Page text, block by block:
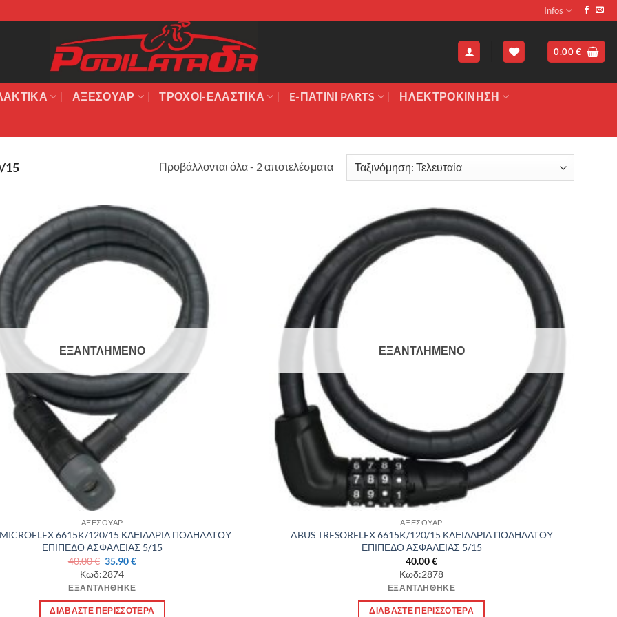
Infos
0.00€
ΑΞΕΣΟΥΆΡ ΤΡΟΧΟΙ-ΕΛΑΣΤΙΚΑ E-ΠΑΤΙΝΙ PARTS ΗΛΕΚΤΡΟΚΙΝΗΣΗ
15 Προβάλλονται όλα - 2 αποτελέσματαSorted
ΕΞΑΝΤΛΗΜΈΝΟ
ΑΞΕΣΟΥΑΡ
MICROFLEX 6615K/120/15 ΚΛΕΙΔΑΡΙΑ ΠΟΔΗΛΑΤΟΥ
ΕΠΙΠΕΔΟ ΑΣΦΑΛΕΙΑΣ 5/15
40.00€ Original
price
was:
40.00 €.
35.90€Η
35.90 €.
Κωδ:2874
ΕΞΑΝΤΛΉΘΗΚΕ
ΔΙΑΒΆΣΤΕ ΠΕΡΙΣΣΌΤΕΡΑ
Πρόσθήκη
στην λίστα
επιθυμιών
ΕΞΑΝΤΛΗΜΈΝΟ
ΑΞΕΣΟΥΑΡ
ABUS TRESORFLEX 6615K/120/15 ΚΛΕΙΔΑΡΙΑ ΠΟΔΗΛΑΤΟΥ
ΕΠΙΠΕΔΟ ΑΣΦΑΛΕΙΑΣ 5/15
40.00€
Κωδ:2878
ΕΞΑΝΤΛΉΘΗΚΕ
ΔΙΑΒΆΣΤΕ ΠΕΡΙΣΣΌΤΕΡΑ